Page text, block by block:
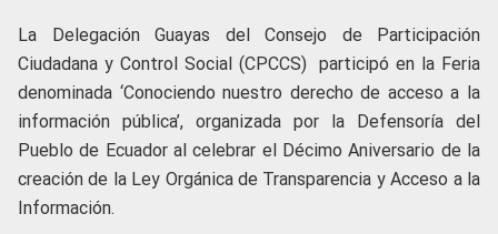
La Delegación Guayas del Consejo de Participación
Ciudadana y Control Social (CPCCS) participó en la Feria
denominada ‘Conociendo nuestro derecho de acceso a la
información pública’, organizada por la Defensoría del
Pueblo de Ecuador al celebrar el Décimo Aniversario de la
creación de la Ley Orgánica de Transparencia y Acceso a la
Información.